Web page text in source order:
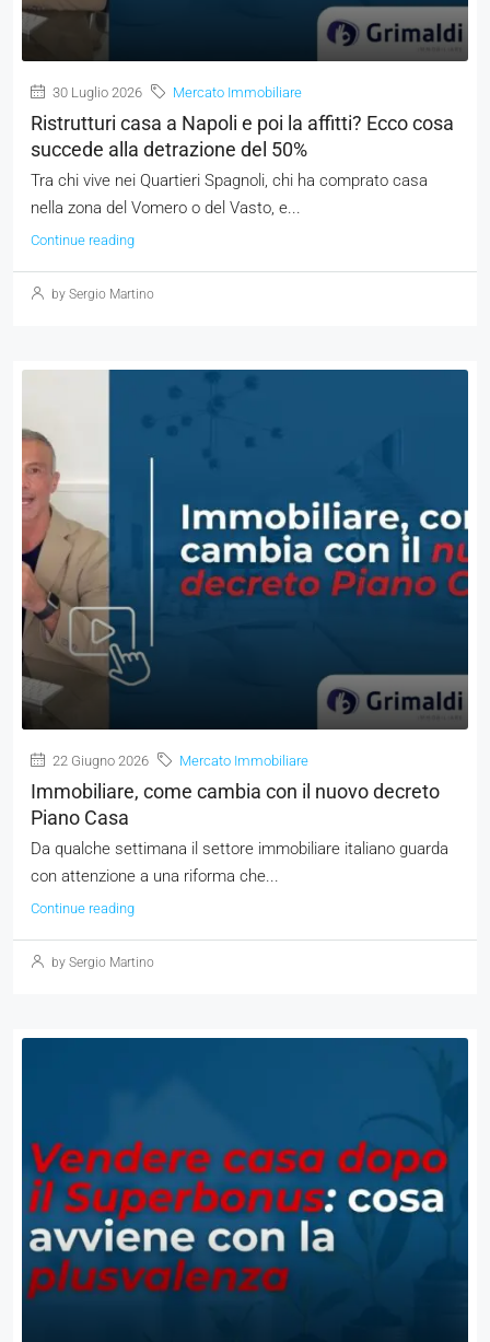
30 Luglio 2026 Mercato Immobiliare
Ristrutturi casa a Napoli e poi la affitti? Ecco cosa
succede alla detrazione del 50%
Tra chi vive nei Quartieri Spagnoli, chi ha comprato casa
nella zona del Vomero o del Vasto, e...
Continue reading
by Sergio Martino
22 Giugno 2026 Mercato Immobiliare
Immobiliare, come cambia con il nuovo decreto
Piano Casa
Da qualche settimana il settore immobiliare italiano guarda
con attenzione a una riforma che...
Continue reading
by Sergio Martino